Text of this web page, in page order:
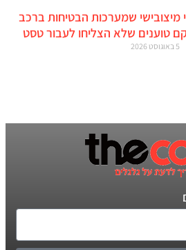
שמערכות הבטיחות ברכב
טוענים שלא הצליחו לעבור טסט
5 באוגוסט 2026